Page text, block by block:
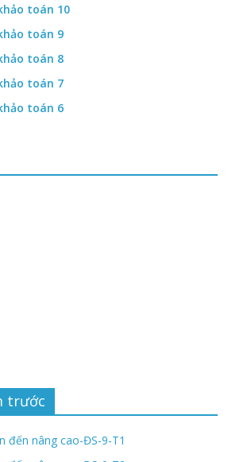
toán 10
toán 9
toán 8
toán 7
toán 6
trước
đến nâng cao-ĐS-9-T1